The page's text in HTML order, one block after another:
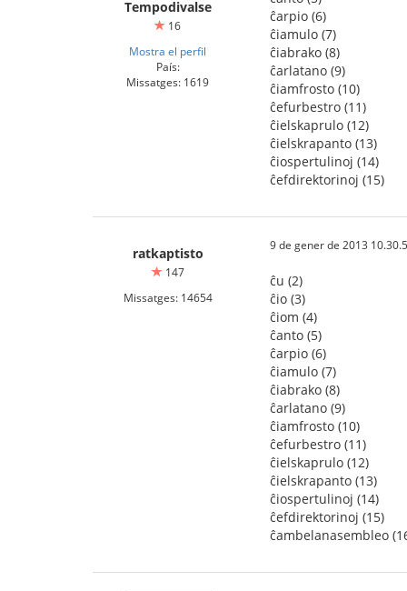
Tempodivalse
16
Mostra el perfil
País:
Missatges: 1619
ĉarpio (6)
ĉiamulo (7)
ĉiabrako (8)
ĉarlatano (9)
ĉiamfrosto (10)
ĉefurbestro (11)
ĉielskaprulo (12)
ĉielskrapanto (13)
ĉiospertulinoj (14)
ĉefdirektorinoj (15)
ratkaptisto
147
Missatges: 14654
9 de gener de 2013
ĉu (2)
ĉio (3)
ĉiom (4)
ĉanto (5)
ĉarpio (6)
ĉiamulo (7)
ĉiabrako (8)
ĉarlatano (9)
ĉiamfrosto (10)
ĉefurbestro (11)
ĉielskaprulo (12)
ĉielskrapanto (13)
ĉiospertulinoj (14)
ĉefdirektorinoj (15)
ĉambelanasembleo